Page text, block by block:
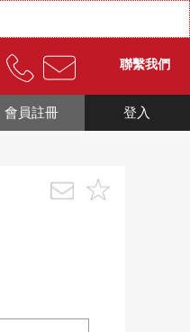
聯繫我們
登入
會員註冊